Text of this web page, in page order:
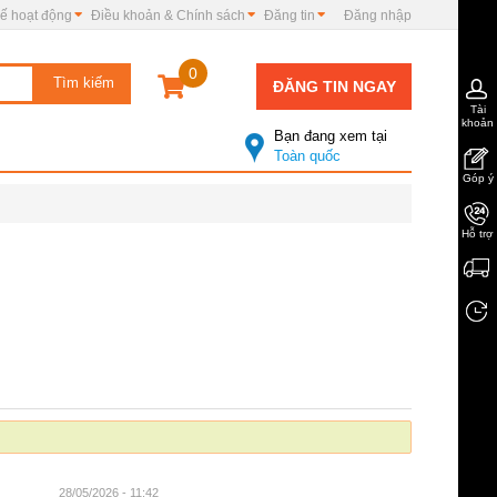
Đăng nhập
Đăng tin
Điều khoản & Chính sách
hoạt động
0
ĐĂNG TIN NGAY
Bạn đang xem tại
Toàn quốc
28/05/2026 - 11:42
Tài
khoản
Góp ý
Hỗ trợ